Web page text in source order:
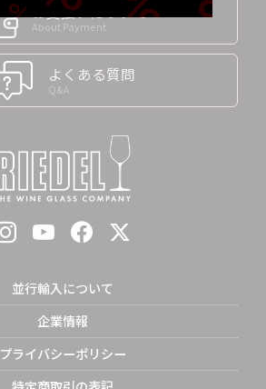
お支払いについて
About Payment
よくある質問
Q&A
並行輸入について
企業情報
プライバシーポリシー